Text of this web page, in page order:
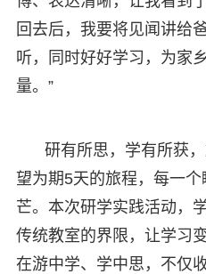
回去后，我要将见闻讲给
听，同时好好学习，为家
量。”
研有所思，学有所获
望为期5天的旅程，每一
芒。本次研学实践活动，
传统教室的界限，让学习
在游中学、学中思，不仅